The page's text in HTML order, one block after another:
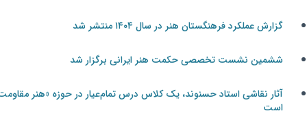
گزارش عملکرد فرهنگستان هنر در سال ۱۴۰۴ منتشر شد
ششمین نشست تخصصی حکمت هنر ایرانی برگزار شد
آثار نقاشی استاد حسنوند، یک کلاس درس تمام‌عیار در حوزه «هنر مقاومت»
است